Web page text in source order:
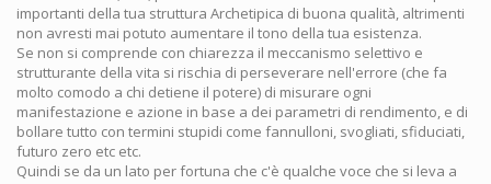
importanti della tua struttura Archetipica di buona qualità, altrimenti
non avresti mai potuto aumentare il tono della tua esistenza.
Se non si comprende con chiarezza il meccanismo selettivo e
strutturante della vita si rischia di perseverare nell'errore (che fa
molto comodo a chi detiene il potere) di misurare ogni
manifestazione e azione in base a dei parametri di rendimento, e di
bollare tutto con termini stupidi come fannulloni, svogliati, sfiduciati,
futuro zero etc etc.
Quindi se da un lato per fortuna che c'è qualche voce che si leva a